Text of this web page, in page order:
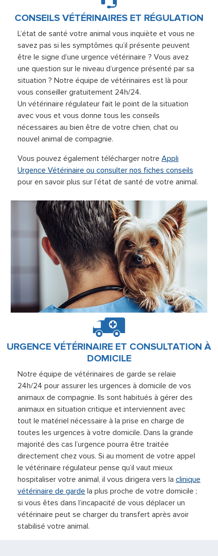
CONSEILS VÉTÉRINAIRES ET RÉGULATION
L’état de santé votre animal vous inquiète et vous ne
savez pas si les symptômes qu’il présente peuvent
être le signe d’une urgence vétérinaire ? Vous avez
une question sur le niveau d’urgence présenté par sa
situation ? Notre équipe de vétérinaires est là pour
vous conseiller gratuitement 24h/24.
Un vétérinaire régulateur fait le point de la situation
avec vous et vous donne tous les conseils
nécessaires au bien être de votre chien, chat ou
nouvel animal de compagnie.
Vous pouvez également télécharger notre Appli
Urgence Vétérinaire ou consulter nos fiches conseils
pour en savoir plus sur l’état de santé de votre animal.
URGENCE VÉTÉRINAIRE ET CONSULTATION À
DOMICILE
Notre équipe de vétérinaires de garde se relaie
24h/24 pour assurer les urgences à domicile de vos
animaux de compagnie. Ils sont habitués à gérer des
animaux en situation critique et interviennent avec
tout le matériel nécessaire à la prise en charge de
toutes les urgences à votre domicile. Dans la grande
majorité des cas l’urgence pourra être traitée
directement chez vous. Si au moment de votre appel
le vétérinaire régulateur pense qu’il vaut mieux
hospitaliser votre animal, il vous dirigera vers la clinique
vétérinaire de garde la plus proche de votre domicile ;
si vous êtes dans l’incapacité de vous déplacer un
vétérinaire peut se charger du transfert après avoir
stabilisé votre animal.